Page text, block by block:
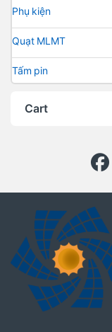
Phụ kiện
Quạt MLMT
Tấm pin
Cart